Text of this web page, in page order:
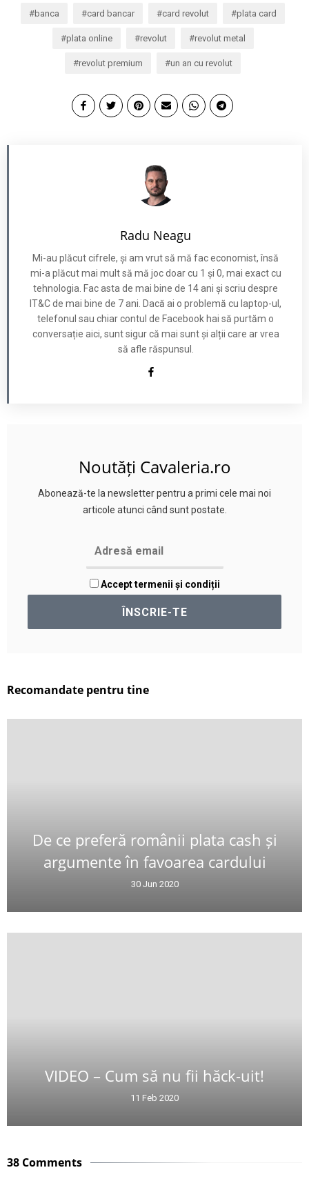
banca card bancar card revolut plata card
plata online revolut revolut metal
revolut premium un an cu revolut
Radu Neagu
Mi-au plăcut cifrele, și am vrut să mă fac economist, însă
mi-a plăcut mai mult să mă joc doar cu 1 și 0, mai exact cu
tehnologia. Fac asta de mai bine de 14 ani și scriu despre
IT&C de mai bine de 7 ani. Dacă ai o problemă cu laptop-ul,
telefonul sau chiar contul de Facebook hai să purtăm o
conversație aici, sunt sigur că mai sunt și alții care ar vrea
să afle răspunsul.
Noutăți Cavaleria.ro
Abonează-te la newsletter pentru a primi cele mai noi
articole atunci când sunt postate.
Accept termenii și condiții
Recomandate pentru tine
De ce preferă românii plata cash și
argumente în favoarea cardului
30 Jun 2020
VIDEO – Cum să nu fii hăck-uit!
11 Feb 2020
38 Comments